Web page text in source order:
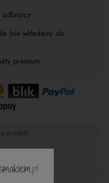
(nie wkładamy do
premium
produkt
opinię